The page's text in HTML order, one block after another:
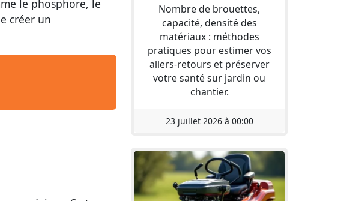
le phosphore, le
créer un
Nombre de brouettes,
capacité, densité des
matériaux : méthodes
pratiques pour estimer vos
allers-retours et préserver
votre santé sur jardin ou
chantier.
23 juillet 2026 à 00:00